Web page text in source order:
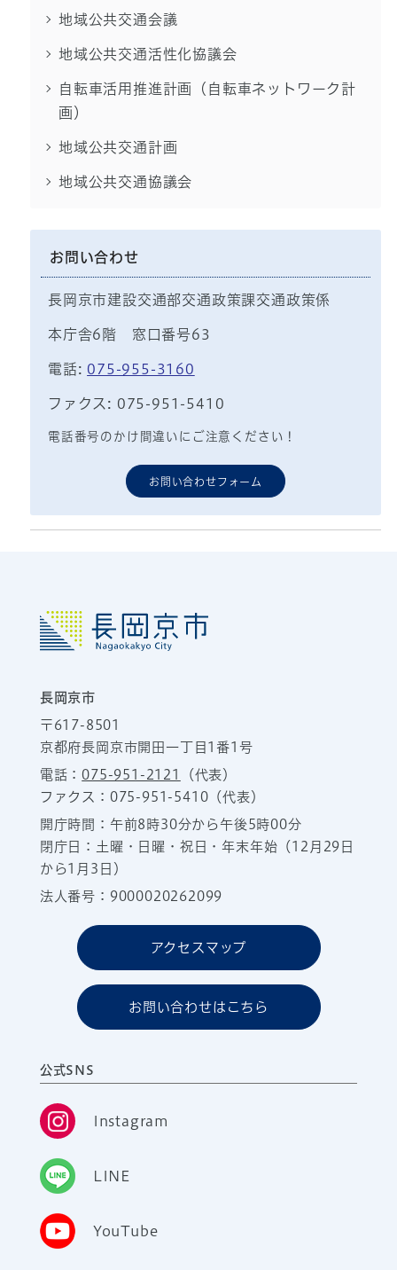
地域公共交通会議
地域公共交通活性化協議会
自転車活用推進計画（自転車ネットワーク計
画）
地域公共交通計画
地域公共交通協議会
お問い合わせ
長岡京市建設交通部交通政策課交通政策係
本庁舎6階 窓口番号63
電話: 075-955-3160
ファクス: 075-951-5410
電話番号のかけ間違いにご注意ください！
お問い合わせフォーム
長岡京市
〒617-8501
京都府長岡京市開田一丁目1番1号
電話：075-951-2121
（代表）
ファクス：075-951-5410（代表）
開庁時間：午前8時30分から午後5時00分
閉庁日：土曜・日曜・祝日・年末年始（12月29日
から1月3日）
法人番号：9000020262099
アクセスマップ
お問い合わせはこちら
公式SNS
Instagram
LINE
YouTube